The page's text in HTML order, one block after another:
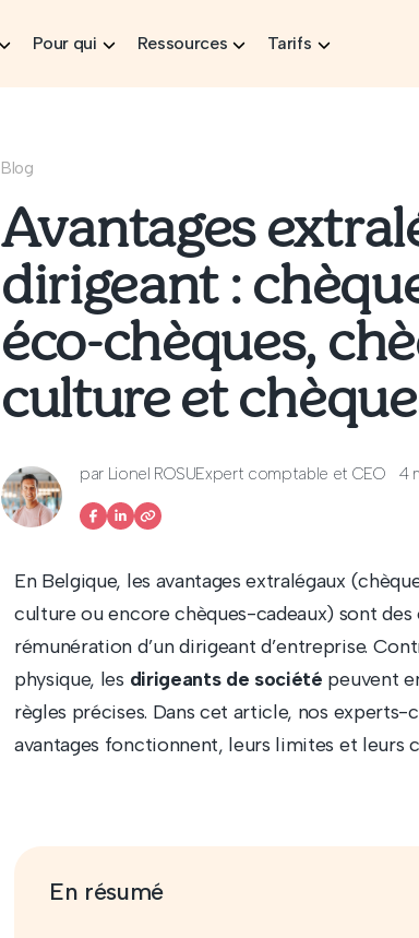
Pour qui Ressources Tarifs
Blog
Avantages
dirigeant :
éco-chèques,
culture et
par Lionel ROSUExpert comptable et CEO 4
En Belgique, les avantages extralégaux
culture ou encore chèques-cadeaux) sont
rémunération d’un dirigeant d’entreprise.
physique, les dirigeants de société peuvent
règles précises. Dans cet article, nos
avantages fonctionnent, leurs limites et leurs
En résumé